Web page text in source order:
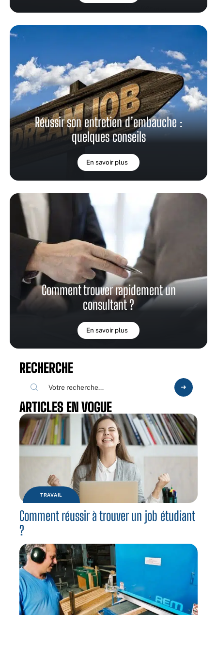
Réussir son entretien d’embauche :
quelques conseils
En savoir plus
Comment trouver rapidement un
consultant ?
En savoir plus
RECHERCHE
ARTICLES EN VOGUE
TRAVAIL
Comment réussir à trouver un job étudiant
?